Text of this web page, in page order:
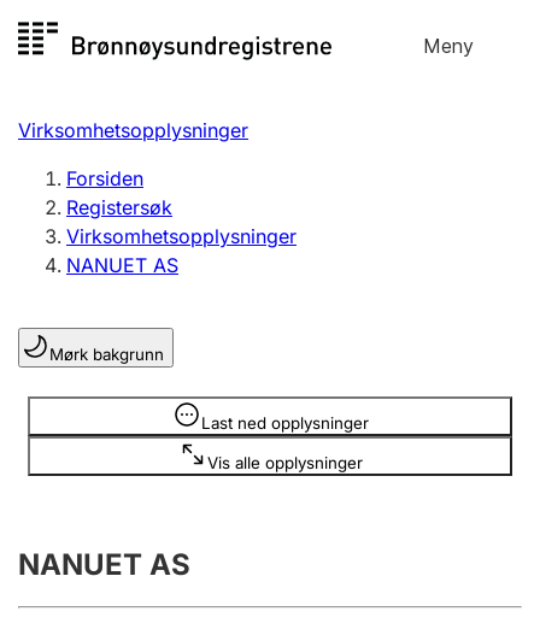
til
Meny
Registersøk
Aksjeselskap
Enkeltpersonforetak
Registrere, endre, slette
Lag og forening
Registrere, endre, slette
Årsregnskap
Innsending og forsinkelsesgebyr
Virksomhetsopplysninger
Forsiden
Registersøk
Virksomhetsopplysninger
NANUET AS
Mørk bakgrunn
Last ned opplysninger
Vis alle opplysninger
Opplysninger er skjult
NANUET AS